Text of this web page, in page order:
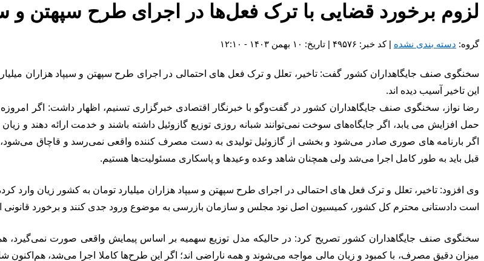
لزوم برخورد قضایی با ترک فعل‌ها در اجرای طرح سپهتن و
گروه: دسته بندی نشده | کد خبر: ۴۹۵۷۶ | تاریخ: ۱۰ بهمن ۱۴۰۳ - ۱۲:۱۰
سخنگوی صنف جایگاهداران کشور گفت: تاخیر، تعلل و ترک فعل های احتمالی در اجرای طرح سپهتن و سیپاد هزاران
این تاخیر آسیب دیده اند.
رضا نواز، سخنگوی صنف جایگاهداران کشور در گفت‌وگو با خبرنگار اقتصادی خبرگزاری تسنیم، اظهار داشت: اگر
حمل افزایش می یابد، اگر جایگاه‌های سوخت نمی‌توانند شبانه روزی توزیع گازوئیل داشته باشند و خدمت ارائه دهند و
اگر بارنامه های صوری صادر می‌شود و بخشی از گازوئیل تولیدی به دست مصرف کننده واقعی نمی‌رسد و قاچاق
قبل باید به طور کامل اجرا می‌شد ولی همچنان شاهد وعده وعیدها و پاسکاری مسئولیت‌ها هستیم.
وی افزود: تاخیر، تعلل و ترک فعل های احتمالی در اجرای طرح سپهتن و سیپاد هزاران میلیارد تومان به کشور زیان
است دادستانی محترم کل کشور، کمیسیون اصل نود مجلس و سازمان بازرسی به موضوع ورود جدی کنند و برخورد قانونی
سخنگوی صنف جایگاهداران کشور تصریح کرد: در حالیکه مدل توزیع سهمیه بر اساس پیمایش واقعی صورت نمی‌گیرد،
میزان دقیق مصرف، با کمبود و زیان مالی مواجه می‌شوند و همه ناراضی اند؛ اگر این طرح‌ها کاملا اجرا می‌شد،